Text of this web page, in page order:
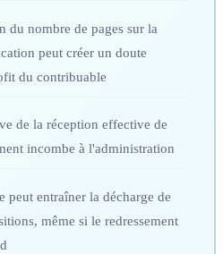
du nombre de pages sur la
peut créer un doute
du contribuable
de la réception effective de
incombe à l'administration
peut entraîner la décharge de
même si le redressement